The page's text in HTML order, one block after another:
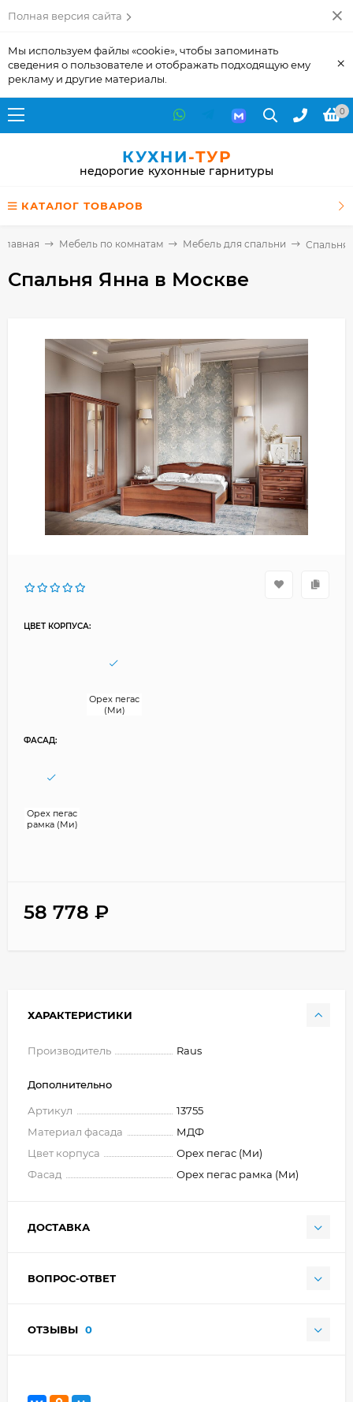
Полная версия сайта
Мы используем файлы «cookie», чтобы запоминать
сведения о пользователе и отображать подходящую ему
рекламу и другие материалы.
×
0
КУХНИ-ТУР
недорогие кухонные гарнитуры
КАТАЛОГ ТОВАРОВ
Главная Мебель по комнатам Мебель для спальни Спальня
Спальня Янна в Москве
ЦВЕТ КОРПУСА:
Орех пегас
(Ми)
ФАСАД:
Орех пегас
рамка (Ми)
58 778 ₽
ХАРАКТЕРИСТИКИ
Производитель Raus
Дополнительно
Артикул
13755
Материал фасада
МДФ
Цвет корпуса
Орех пегас (Ми)
Фасад
Орех пегас рамка (Ми)
ДОСТАВКА
ВОПРОС-ОТВЕТ
ОТЗЫВЫ 0